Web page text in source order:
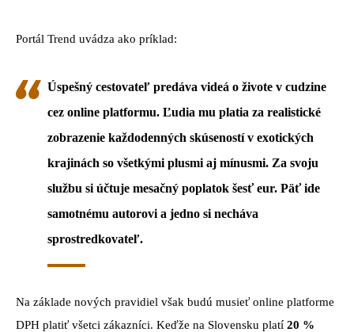
Portál Trend uvádza ako príklad:
Úspešný cestovateľ predáva videá o živote v cudzine
cez online platformu. Ľudia mu platia za realistické
zobrazenie každodenných skúseností v exotických
krajinách so všetkými plusmi aj mínusmi. Za svoju
službu si účtuje mesačný poplatok šesť eur. Päť ide
samotnému autorovi a jedno si necháva
sprostredkovateľ.
Na základe nových pravidiel však budú musieť online platforme
DPH platiť všetci zákazníci. Keďže na Slovensku platí 20 %